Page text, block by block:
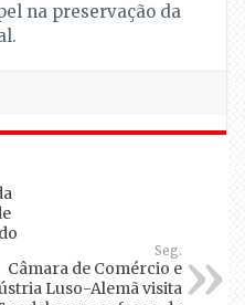
na preservação da
Seg.
Câmara de Comércio e
Luso-Alemã visita